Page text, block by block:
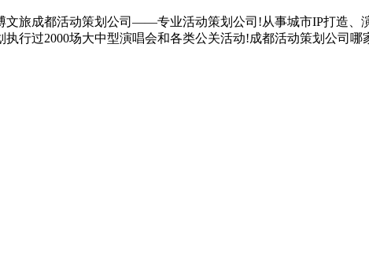
成都活动策划公司——专业活动策划公司!从事城市IP打造、
行过2000场大中型演唱会和各类公关活动!成都活动策划公司哪